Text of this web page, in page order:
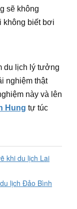
sẽ không
không biết bơi
du lịch lý tưởng
nghiệm thật
này và lên
Hung tự túc
khi du lịch Lai
lịch Đảo Bình